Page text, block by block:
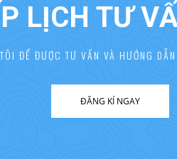
LỊCH TƯ
ĐỂ ĐƯỢC TƯ VẤN VÀ HƯỚNG
ĐĂNG KÍ NGAY